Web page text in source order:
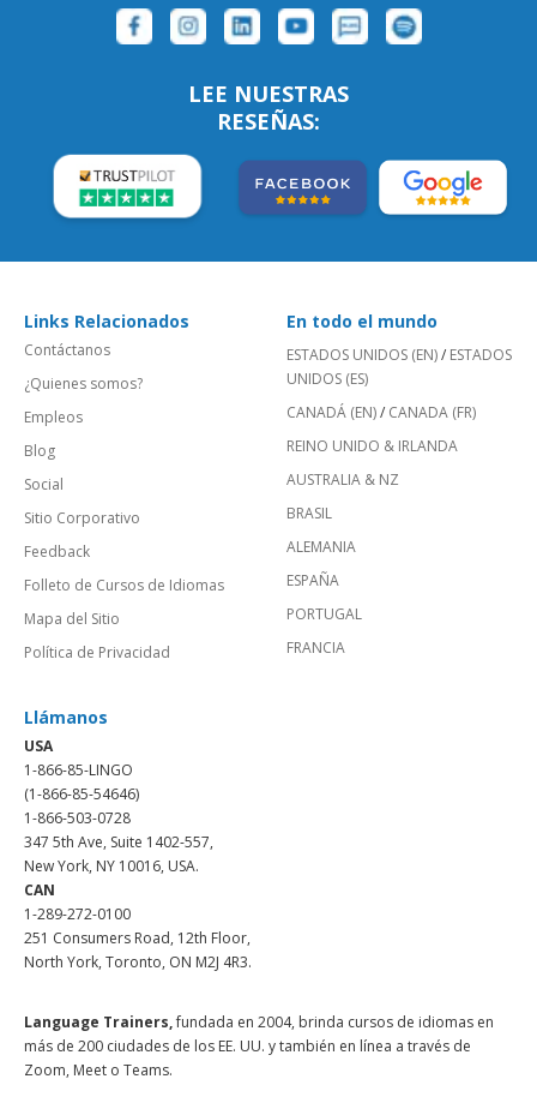
LEE NUESTRAS
RESEÑAS:
Links Relacionados
Contáctanos
¿Quienes somos?
Empleos
Blog
Social
Sitio Corporativo
Feedback
Folleto de Cursos de Idiomas
Mapa del Sitio
Política de Privacidad
En todo el mundo
ESTADOS UNIDOS (EN)/ ESTADOS
UNIDOS (ES)
CANADÁ (EN)/ CANADA (FR)
REINO UNIDO & IRLANDA
AUSTRALIA & NZ
BRASIL
ALEMANIA
ESPAÑA
PORTUGAL
FRANCIA
Llámanos
USA
1-866-85-LINGO
(1-866-85-54646)
1-866-503-0728
347 5th Ave, Suite 1402-557,
New York, NY 10016, USA.
CAN
1-289-272-0100
251 Consumers Road, 12th Floor,
North York, Toronto, ON M2J 4R3.
Language Trainers,fundada en 2004, brinda cursos de idiomas en
más de 200 ciudades de los EE. UU. y también en línea a través de
Zoom, Meet o Teams.